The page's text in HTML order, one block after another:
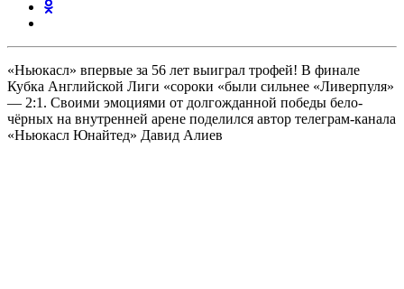
«Ньюкасл» впервые за 56 лет выиграл трофей! В финале
Кубка Английской Лиги «сороки «были сильнее «Ливерпуля»
— 2:1. Своими эмоциями от долгожданной победы бело-
чëрных на внутренней арене поделился автор телеграм-канала
«Ньюкасл Юнайтед» Давид Алиев